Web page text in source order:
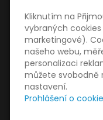
Zásady
a
OneDrive
Kliknutím na
vybraných
marketingové).
našeho webu,
personalizaci
můžete svobodně
nastavení.
Prohlášení o